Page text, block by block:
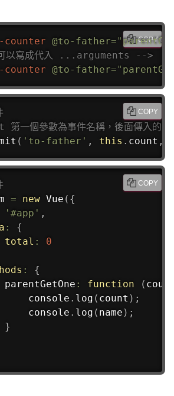
counter @to-father="
以寫成代入 ...arguments -->
counter @to-father="
COPY
一個參數為事件名稱，後面傳入的皆
( 'to-father' , this . count ,
COPY
= new Vue ( {
'#app' ,
:
{
total :
0
:
{
parentGetOne : function (
console
. log ( count ) ;
console
. log ( name ) ;
}
COPY